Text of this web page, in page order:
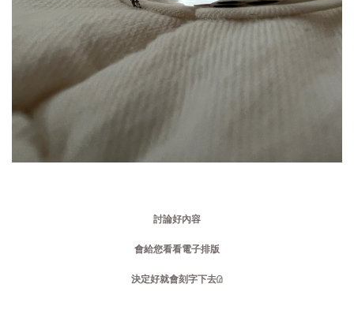
討論好內容
會給您看看電子排版
決定好就會刻字下去𓊓